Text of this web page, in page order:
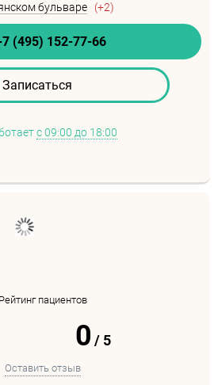
бульваре (+2)
(495) 152-77-66
Записаться
с 09:00 до 18:00
Рейтинг пациентов
0 /5
Оставить отзыв